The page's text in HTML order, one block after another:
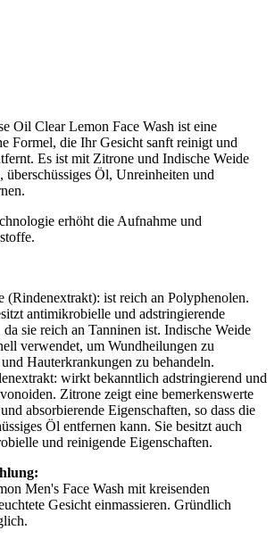
Oil Clear Lemon Face Wash ist eine
Formel, die Ihr Gesicht sanft reinigt und
Es ist mit Zitrone und Indische Weide
überschüssiges Öl, Unreinheiten und
erhöht die Aufnahme und
(Rindenextrakt): ist reich an Polyphenolen.
antimikrobielle und adstringierende
da sie reich an Tanninen ist. Indische Weide
verwendet, um Wundheilungen zu
Hauterkrankungen zu behandeln.
wirkt bekanntlich adstringierend und
Zitrone zeigt eine bemerkenswerte
absorbierende Eigenschaften, so dass die
Öl entfernen kann. Sie besitzt auch
und reinigende Eigenschaften.
Men's Face Wash mit kreisenden
Gesicht einmassieren. Gründlich